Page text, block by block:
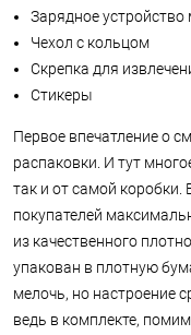
Зарядное
Чехол с кольцом
Скрепка для
Стикеры
Первое впечатление о
распаковки. И тут
так и от самой коробки.
покупателей
из качественного
упакован в плотную
мелочь, но настроение
ведь в комплекте,